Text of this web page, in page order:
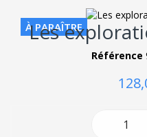
À PARAÎTRE
Les
Référence